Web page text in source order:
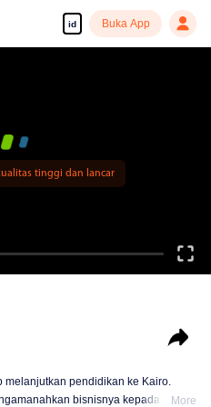
id Buka App
tinggi dan lancar
melanjutkan pendidikan ke Kairo.
bisnisnya kepada
More